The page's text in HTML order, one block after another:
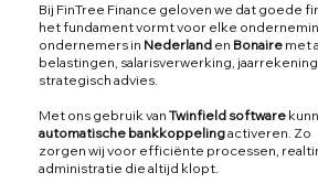
Bij FinTree Finance geloven we dat goede
het fundament vormt voor elke
ondernemers in Nederland en Bonaire met
belastingen, salarisverwerking,
strategisch advies.
Met ons gebruik vanTwinfield software
automatische bankkoppelingactiveren. Zo
zorgen wij voor efficiënte processen,
administratie die altijd klopt.